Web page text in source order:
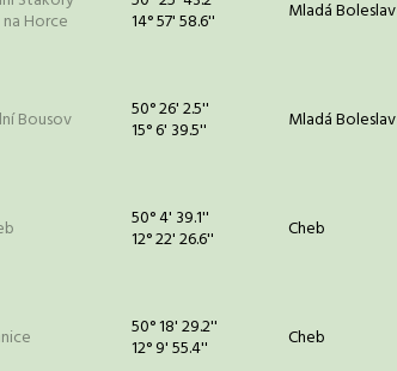
Horce 14° 57' 58.6'' Mladá Boleslav
Bousov 50° 26' 2.5''
15° 6' 39.5'' Mladá Boleslav
50° 4' 39.1''
12° 22' 26.6'' Cheb
50° 18' 29.2''
12° 9' 55.4'' Cheb